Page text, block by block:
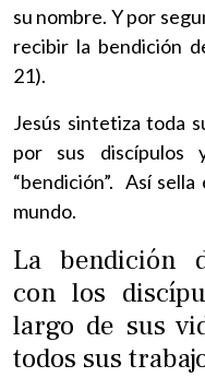
su nombre. Y por
recibir la bendición
21).
Jesús sintetiza toda
por sus discípulos
“bendición”. Así
mundo.
La bendición
con los
largo de sus
todos sus